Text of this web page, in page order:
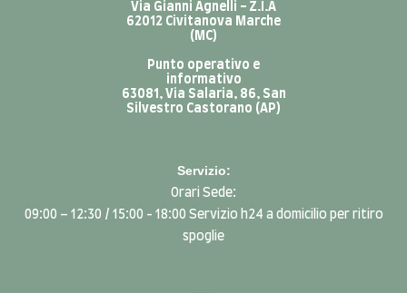
Via Gianni Agnelli - Z.I.A
62012 Civitanova Marche
(MC)
Punto operativo e
informativo
63081, Via Salaria, 86, San
Silvestro Castorano (AP)
Servizio:
Orari Sede:
09:00 – 12:30 / 15:00 - 18:00 Servizio h24 a domicilio per ritiro
spoglie